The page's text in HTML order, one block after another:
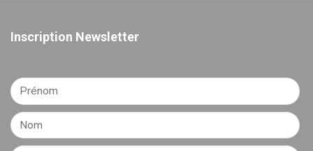
Inscription Newsletter